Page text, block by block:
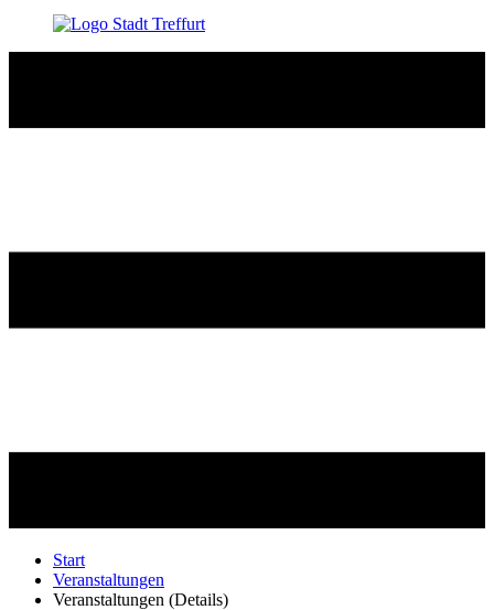
Start
Veranstaltungen
Veranstaltungen (Details)